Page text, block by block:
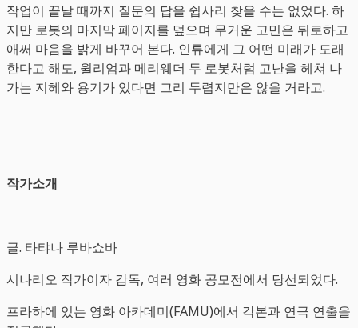
작업이 끝날 때까지 질문의 답을 쉽사리 찾을 수는 없었다. 하
지만 로봇의 마지막 페이지를 덮으며 무거운 고민은 뒤로하고
애써 마음을 밝게 바꾸어 본다. 인류에게 그 어떤 미래가 도래
한다고 해도, 윌리엄과 메리웨더 두 로봇처럼 고난을 헤쳐 나
가는 지혜와 용기가 있다면 그리 두렵지만은 않을 거라고.
작가소개
글. 타탸나 루바쇼바
시나리오 작가이자 감독, 여러 영화 공모전에서 당선되었다.
프라하에 있는 영화 아카데미(FAMU)에서 각본과 연극 연출을